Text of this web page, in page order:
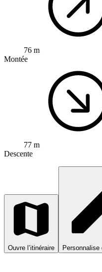
76 m
Montée
77 m
Descente
Ouvre l’itinéraire